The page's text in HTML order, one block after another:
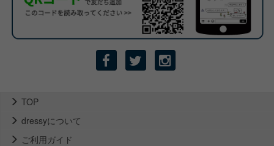
TOP
dressyについて
ご利用ガイド